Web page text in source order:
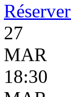
Réserver
27
MAR
18:30